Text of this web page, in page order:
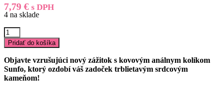
7,79 € s DPH
4 na sklade
množstvo
Sunfo
-
kovový
análny
kolík
Pridať do košíka
Objavte vzrušujúci nový zážitok s kovovým análnym kolíkom
Sunfo, ktorý ozdobí váš zadoček trblietavým srdcovým
kameňom!